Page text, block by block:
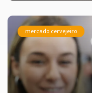
mercado cervejeiro